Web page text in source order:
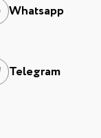
Whatsapp
Telegram